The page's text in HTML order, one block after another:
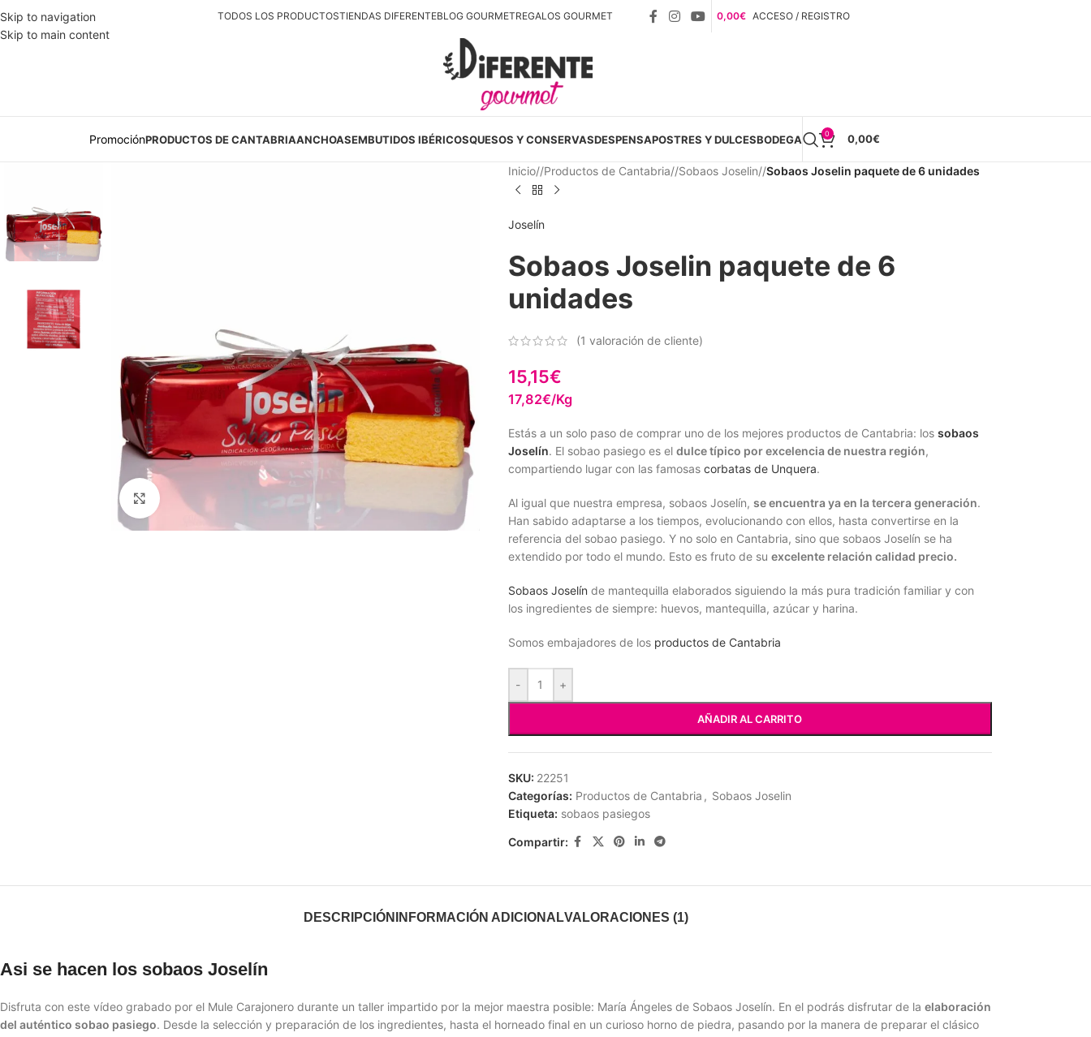
Skip to navigation
Skip to main content
TODOS LOS PRODUCTOSTIENDAS DIFERENTEBLOG GOURMETREGALOS GOURMET 0,00€ ACCESO / REGISTRO
PromociónPRODUCTOS DE CANTABRIAANCHOASEMBUTIDOS IBÉRICOSQUESOS Y CONSERVASDESPENSAPOSTRES Y DULCESBODEGA 0 0,00€
Clic para ampliar
Inicio/ Productos de Cantabria/ Sobaos Joselin/ Sobaos Joselin paquete de 6 unidades
Joselín
Sobaos Joselin paquete de 6
unidades
(1 valoración de cliente)
15,15€
17,82€/Kg
Estás a un solo paso de comprar uno de los mejores productos de Cantabria: los sobaos
Joselín. El sobao pasiego es el dulce típico por excelencia de nuestra región,
compartiendo lugar con las famosas corbatas de Unquera.
Al igual que nuestra empresa, sobaos Joselín, se encuentra ya en la tercera generación.
Han sabido adaptarse a los tiempos, evolucionando con ellos, hasta convertirse en la
referencia del sobao pasiego. Y no solo en Cantabria, sino que sobaos Joselín se ha
extendido por todo el mundo. Esto es fruto de su excelente relación calidad precio.
Sobaos Joselín de mantequilla elaborados siguiendo la más pura tradición familiar y con
los ingredientes de siempre: huevos, mantequilla, azúcar y harina.
Somos embajadores de los productos de Cantabria
- +
AÑADIR AL CARRITO
SKU: 22251
Categorías: Productos de Cantabria , Sobaos Joselin
Etiqueta: sobaos pasiegos
Compartir:
DESCRIPCIÓN INFORMACIÓN ADICIONALVALORACIONES (1)
Asi se hacen los sobaos Joselín
Disfruta con este vídeo grabado por el Mule Carajonero durante un taller impartido por la mejor maestra posible: María Ángeles de Sobaos Joselín. En el podrás disfrutar de la elaboración
del auténtico sobao pasiego. Desde la selección y preparación de los ingredientes, hasta el horneado final en un curioso horno de piedra, pasando por la manera de preparar el clásico